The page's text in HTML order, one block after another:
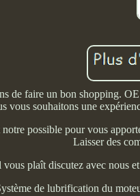
de faire un bon shopping.
vous souhaitons une
possible pour vous
Laisser des
plaît discutez avec nous
de lubrification du